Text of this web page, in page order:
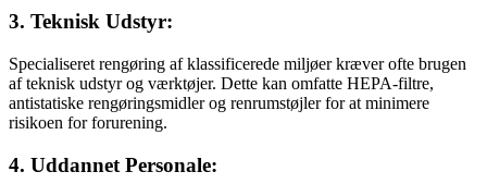
3. Teknisk Udstyr:
Specialiseret rengøring af klassificerede miljøer kræver ofte brugen
af teknisk udstyr og værktøjer. Dette kan omfatte HEPA-filtre,
antistatiske rengøringsmidler og renrumstøjler for at minimere
risikoen for forurening.
4. Uddannet Personale: